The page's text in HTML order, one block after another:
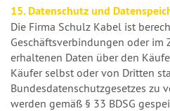
15. Datenschutz und
Die Firma Schulz Kabel ist
Geschäftsverbindungen oder im
erhaltenen Daten über den
Käufer selbst oder von Dritten
Bundesdatenschutzgesetzes zu
werden gemäß § 33 BDSG